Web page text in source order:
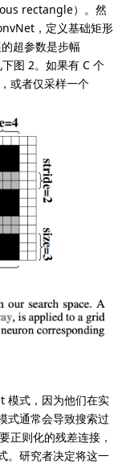
rectangle）。然
，定义基础矩形
超参数是步幅
图 2。如果有 C 个
或者仅采样一个
模式，因为他们在实
式通常会导致搜索过
正则化的残差连接，
。研究者决定将这一